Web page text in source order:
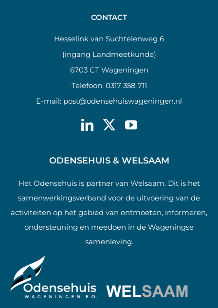
CONTACT
Hesselink van Suchtelenweg 6
(ingang Landmeetkunde)
6703 CT Wageningen
Telefoon: 0317 358 711
E-mail: post@odensehuiswageningen.nl
ODENSEHUIS & WELSAAM
Het Odensehuis is partner van Welsaam. Dit is het
samenwerkingsverband voor de uitvoering van de
activiteiten op het gebied van ontmoeten, informeren,
ondersteuning en meedoen in de Wageningse
samenleving.